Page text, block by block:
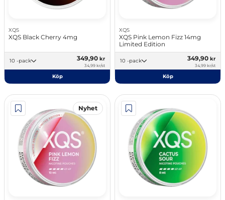
XQS
XQS Black Cherry 4mg
10 -pack 349,90 kr
34,99 kr/st
Köp
XQS
XQS Pink Lemon Fizz 14mg
Limited Edition
10 -pack 349,90 kr
34,99 kr/st
Köp
Nyhet